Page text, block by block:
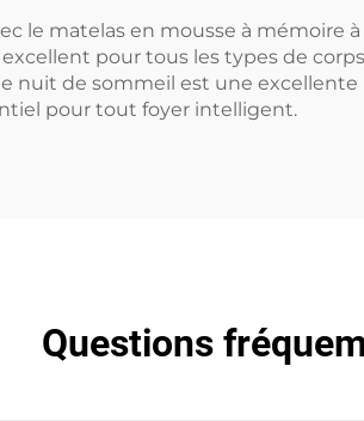
le matelas en mousse à mémoire
pour tous les types de
nuit de sommeil est une
pour tout foyer intelligent.
Questions